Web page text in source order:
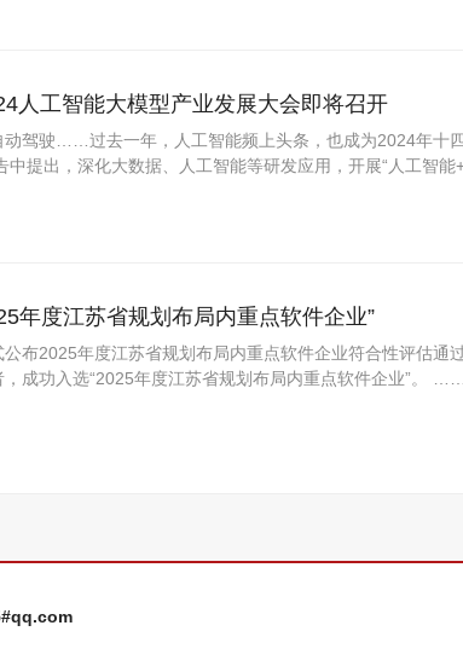
人工智能大模型产业发展大会即将召开
驾驶……过去一年，人工智能频上头条，也成为2024年十
中提出，深化大数据、人工智能等研发应用，开展“人工智
年度江苏省规划布局内重点软件企业”
布2025年度江苏省规划布局内重点软件企业符合性评估通
成功入选“2025年度江苏省规划布局内重点软件企业”。 ……